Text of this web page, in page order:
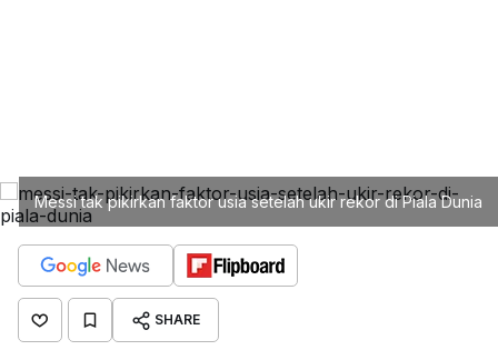
Messi tak pikirkan faktor usia setelah ukir rekor di Piala Dunia
SHARE